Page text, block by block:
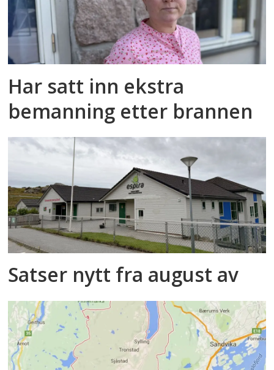
Har satt inn ekstra
bemanning etter brannen
Satser nytt fra august av